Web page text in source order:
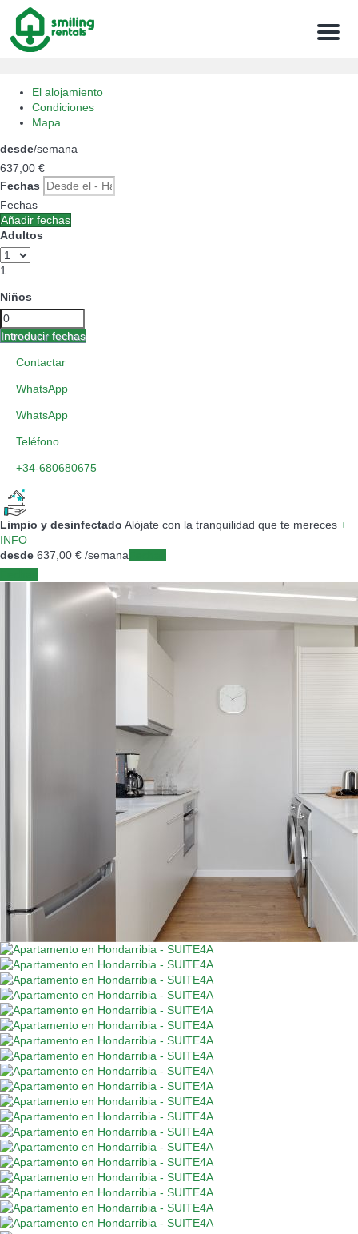
Menu
El alojamiento
Condiciones
Mapa
desde/semana
637, 00 €
Fechas
Fechas
Añadir fechas
Adultos
1
Niños
Introducir fechas
Contactar
WhatsApp
WhatsApp
Teléfono
+34-680680675
Limpio y desinfectado Alójate con la tranquilidad que te mereces +
INFO
desde 637, 00 € /semana